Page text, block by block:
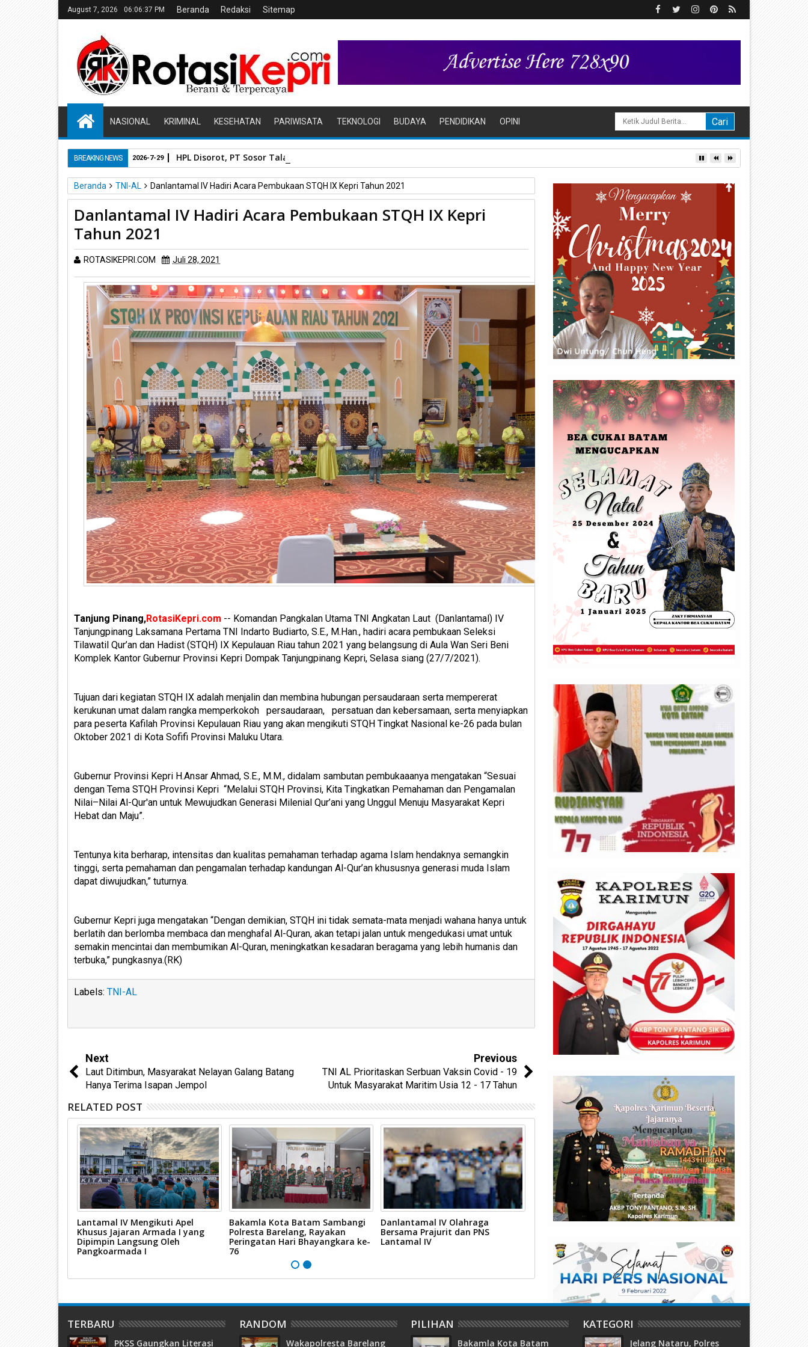
August 7, 2026 06:06:38 PM Beranda Redaksi Sitemap
NASIONAL KRIMINAL KESEHATAN PARIWISATA TEKNOLOGI BUDAYA PENDIDIKAN OPINI
BREAKING NEWS HPL Disorot, PT Sosor Tala Jaya Tolak Perluasan Kampung Tua
2026-7-29
Beranda TNI-AL Danlantamal IV Hadiri Acara Pembukaan STQH IX Kepri Tahun 2021
Danlantamal IV Hadiri Acara Pembukaan STQH IX Kepri
Tahun 2021
ROTASIKEPRI.COM Juli 28, 2021
Tanjung Pinang,RotasiKepri.com -- Komandan Pangkalan Utama TNI Angkatan Laut (Danlantamal) IV
Tanjungpinang Laksamana Pertama TNI Indarto Budiarto, S.E., M.Han., hadiri acara pembukaan Seleksi
Tilawatil Qur’an dan Hadist (STQH) IX Kepulauan Riau tahun 2021 yang belangsung di Aula Wan Seri Beni
Komplek Kantor Gubernur Provinsi Kepri Dompak Tanjungpinang Kepri, Selasa siang (27/7/2021).
Tujuan dari kegiatan STQH IX adalah menjalin dan membina hubungan persaudaraan serta mempererat
kerukunan umat dalam rangka memperkokoh persaudaraan, persatuan dan kebersamaan, serta menyiapkan
para peserta Kafilah Provinsi Kepulauan Riau yang akan mengikuti STQH Tingkat Nasional ke-26 pada bulan
Oktober 2021 di Kota Sofifi Provinsi Maluku Utara.
Gubernur Provinsi Kepri H.Ansar Ahmad, S.E., M.M., didalam sambutan pembukaaanya mengatakan “Sesuai
dengan Tema STQH Provinsi Kepri “Melalui STQH Provinsi, Kita Tingkatkan Pemahaman dan Pengamalan
Nilai–Nilai Al-Qur'an untuk Mewujudkan Generasi Milenial Qur’ani yang Unggul Menuju Masyarakat Kepri
Hebat dan Maju”.
Tentunya kita berharap, intensitas dan kualitas pemahaman terhadap agama Islam hendaknya semangkin
tinggi, serta pemahaman dan pengamalan terhadap kandungan Al-Qur’an khususnya generasi muda Islam
dapat diwujudkan,” tuturnya.
Gubernur Kepri juga mengatakan “Dengan demikian, STQH ini tidak semata-mata menjadi wahana hanya untuk
berlatih dan berlomba membaca dan menghafal Al-Quran, akan tetapi jalan untuk mengedukasi umat untuk
semakin mencintai dan membumikan Al-Quran, meningkatkan kesadaran beragama yang lebih humanis dan
terbuka,” pungkasnya.(RK)
Labels: TNI-AL
Next
Laut Ditimbun, Masyarakat Nelayan Galang Batang
Hanya Terima Isapan Jempol
Previous
TNI AL Prioritaskan Serbuan Vaksin Covid - 19
Untuk Masyarakat Maritim Usia 12 - 17 Tahun
RELATED POST
Lantamal IV Mengikuti Apel
Khusus Jajaran Armada I yang
Dipimpin Langsung Oleh
Pangkoarmada I
Bakamla Kota Batam Sambangi
Polresta Barelang, Rayakan
Peringatan Hari Bhayangkara ke-
76
Danlantamal IV Olahraga
Bersama Prajurit dan PNS
Lantamal IV
Danlantamal IV Hadiri Launching
Tahun
Danlantamal IV Jadi
Pinang Pagi di Studio Pro 4
TERBARU
PKSS Gaungkan Literasi
RANDOM
Wakapolresta Barelang
PILIHAN
Bakamla Kota Batam
KATEGORI
Jelang Nataru, Polres